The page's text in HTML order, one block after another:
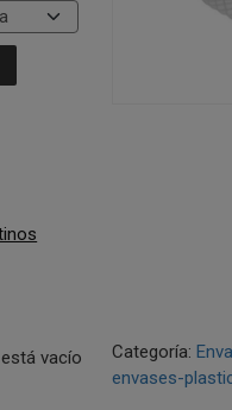
vacío Categoría:
envases-